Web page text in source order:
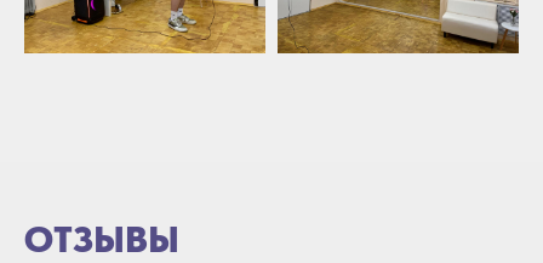
ОТЗЫВЫ